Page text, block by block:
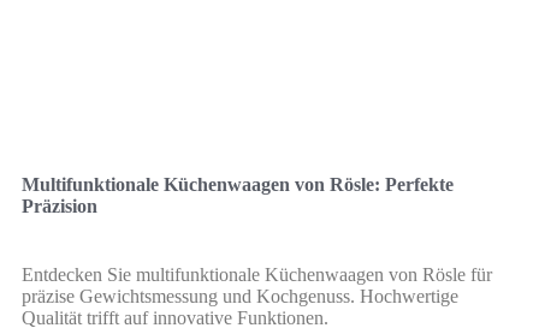
Multifunktionale Küchenwaagen von Rösle: Perfekte
Präzision
Entdecken Sie multifunktionale Küchenwaagen von Rösle für
präzise Gewichtsmessung und Kochgenuss. Hochwertige
Qualität trifft auf innovative Funktionen.